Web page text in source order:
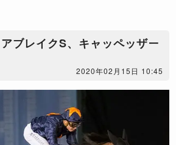
ブレイクS、キャッペッザー
2020年02月15日 10:45